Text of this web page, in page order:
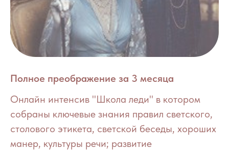
Полное преображение за 3 месяца
Онлайн интенсив "Школа леди" в котором
собраны ключевые знания правил светского,
столового этикета, светской беседы, хороших
манер, культуры речи; развитие